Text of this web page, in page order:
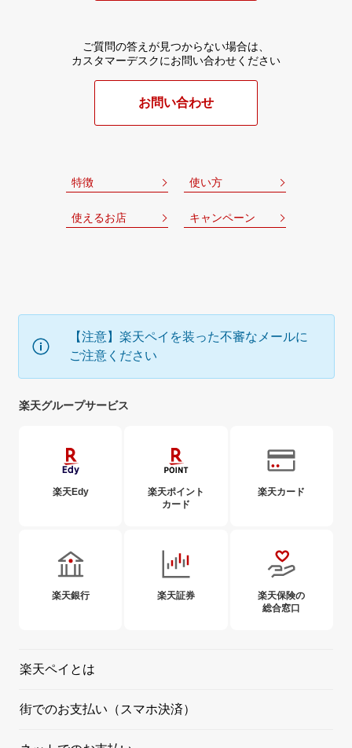
ご質問の答えが見つからない場合は、
カスタマーデスクにお問い合わせください
お問い合わせ
特徴 使い方
使えるお店 キャンペーン
【注意】楽天ペイを装った不審なメールに
ご注意ください
楽天グループサービス
楽天Edy
楽天ポイント
カード
楽天カード
楽天銀行 楽天証券
楽天保険の
総合窓口
楽天ペイとは
街でのお支払い（スマホ決済）